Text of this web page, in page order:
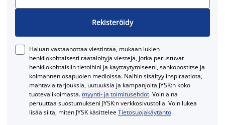
Rekisteröidy
Haluan vastaanottaa viestintää, mukaan lukien
henkilökohtaisesti räätälöityjä viestejä, jotka perustuvat
henkilökohtaisiin tietoihini ja käyttäytymiseeni, sähköpostitse ja
kolmannen osapuolen medioissa. Näihin sisältyy inspiraatiota,
mahtavia tarjouksia, uutuuksia ja kampanjoita JYSK:n koko
tuotevalikoimasta. myynti- ja toimitusehdot. Voin aina
peruuttaa suostumukseni JYSK:n verkkosivustolla. Voin lukea
lisää siitä, miten JYSK käsitteleeTietosuojakäytäntö.